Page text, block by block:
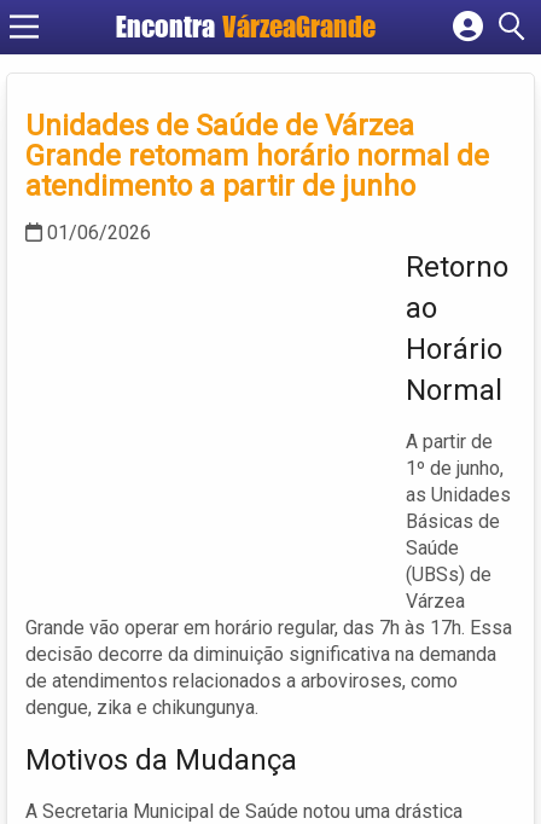
Encontra VárzeaGrande
Cadastrar empresa
Criar conta
Unidades de Saúde de Várzea
Grande retomam horário normal de
atendimento a partir de junho
01/06/2026
Retorno
ao
Horário
Normal
A partir de
1º de junho,
as Unidades
Básicas de
Saúde
(UBSs) de
Várzea
Grande vão operar em horário regular, das 7h às 17h. Essa
decisão decorre da diminuição significativa na demanda
de atendimentos relacionados a arboviroses, como
dengue, zika e chikungunya.
Motivos da Mudança
A Secretaria Municipal de Saúde notou uma drástica